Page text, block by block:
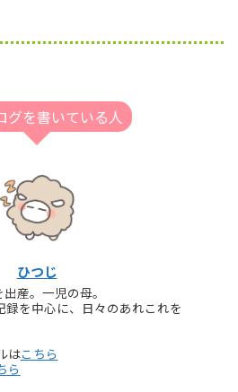
グを書いている人
ひつじ
産。一児の母。
を中心に、日々のあれこれを
はこちら
ら